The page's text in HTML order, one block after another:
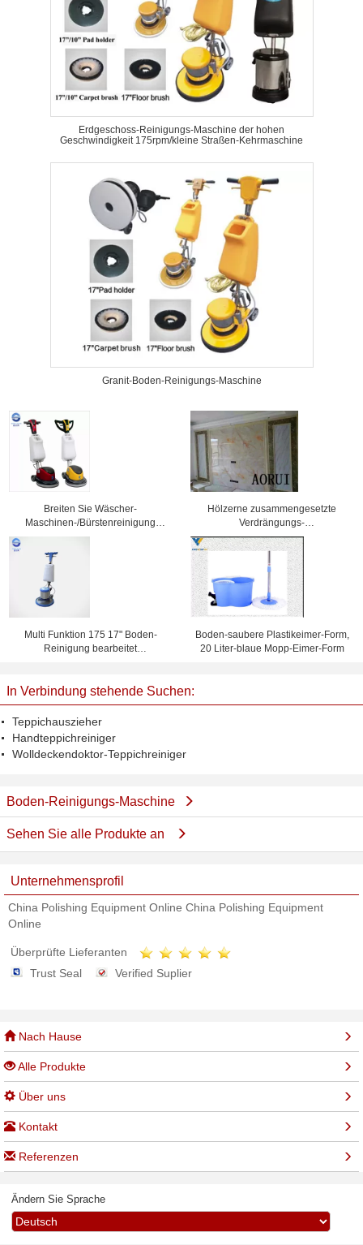
Erdgeschoss-Reinigungs-Maschine der hohen
Geschwindigkeit 175rpm/kleine Straßen-Kehrmaschine
Granit-Boden-Reinigungs-Maschine
Breiten Sie Wäscher-
Maschinen-/Bürstenreinigung
Maschine 1100W 154RPM aus
Hölzerne zusammengesetzte
Verdrängungs-
Marmorierungplastiklinie weich für
nachgemachten Boden
Multi Funktion 175 17" Boden-
Reinigung bearbeitet
Boden-saubere Plastikeimer-Form,
20 Liter-blaue Mopp-Eimer-Form
In Verbindung stehende Suchen:
Teppichauszieher
Handteppichreiniger
Wolldeckendoktor-Teppichreiniger
Boden-Reinigungs-Maschine
Sehen Sie alle Produkte an
Unternehmensprofil
China Polishing Equipment Online China Polishing Equipment
Online
Überprüfte Lieferanten
Trust Seal
Verified Suplier
Nach Hause
Alle Produkte
Über uns
Kontakt
Referenzen
Ändern Sie Sprache